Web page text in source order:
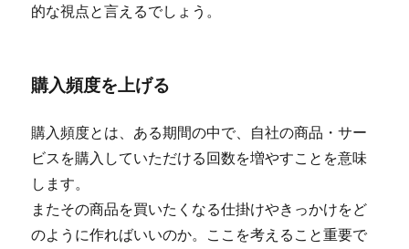
的な視点と言えるでしょう。
購入頻度を上げる
購入頻度とは、ある期間の中で、自社の商品・サー
ビスを購入していただける回数を増やすことを意味
します。
またその商品を買いたくなる仕掛けやきっかけをど
のように作ればいいのか。ここを考えること重要で